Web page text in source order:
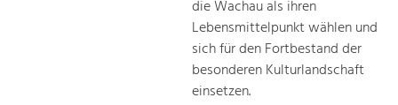
die Wachau als ihren
Lebensmittelpunkt wählen und
sich für den Fortbestand der
besonderen Kulturlandschaft
einsetzen.